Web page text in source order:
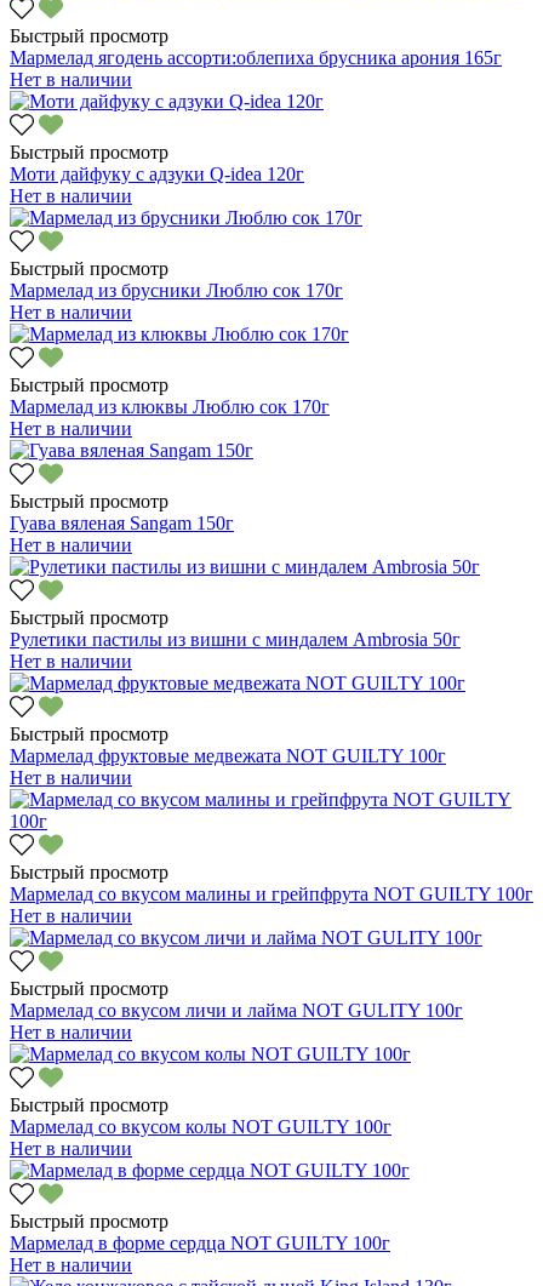
Быстрый просмотр
Мармелад ягодень ассорти:облепиха брусника арония 165г
Нет в наличии
Быстрый просмотр
Моти дайфуку с адзуки Q-idea 120г
Нет в наличии
Быстрый просмотр
Мармелад из брусники Люблю сок 170г
Нет в наличии
Быстрый просмотр
Мармелад из клюквы Люблю сок 170г
Нет в наличии
Быстрый просмотр
Гуава вяленая Sangam 150г
Нет в наличии
Быстрый просмотр
Рулетики пастилы из вишни с миндалем Ambrosia 50г
Нет в наличии
Быстрый просмотр
Мармелад фруктовые медвежата NOT GUILTY 100г
Нет в наличии
Быстрый просмотр
Мармелад со вкусом малины и грейпфрута NOT GUILTY 100г
Нет в наличии
Быстрый просмотр
Мармелад со вкусом личи и лайма NOT GULITY 100г
Нет в наличии
Быстрый просмотр
Мармелад со вкусом колы NOT GUILTY 100г
Нет в наличии
Быстрый просмотр
Мармелад в форме сердца NOT GUILTY 100г
Нет в наличии